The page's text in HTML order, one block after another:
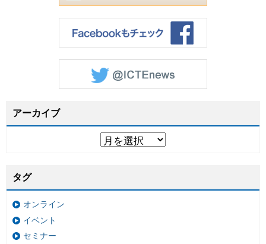
アーカイブ
タグ
オンライン
イベント
セミナー